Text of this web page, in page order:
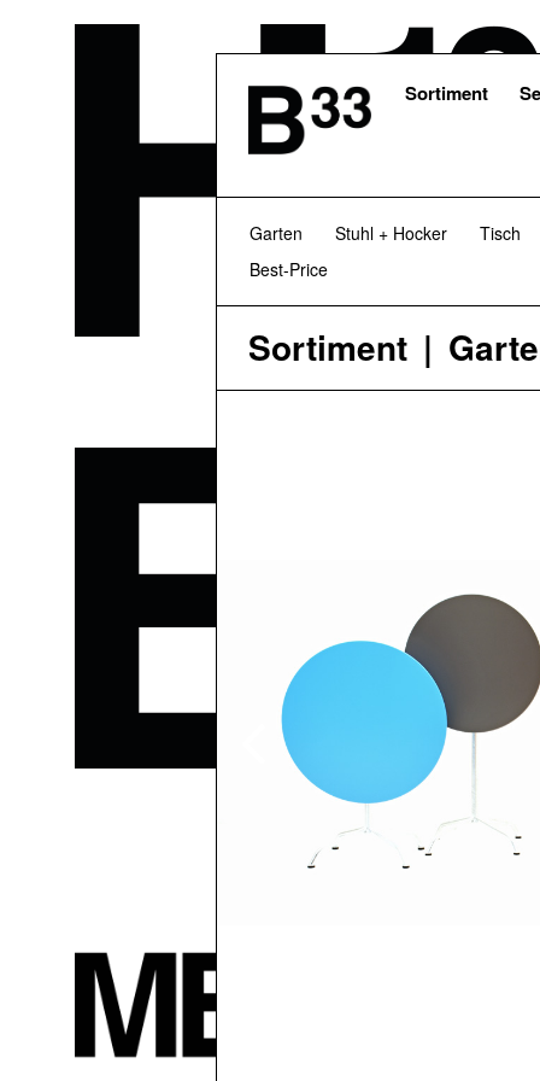
Sortiment
Garten Stuhl + Hocker Tisch
Best-Price
Sortiment